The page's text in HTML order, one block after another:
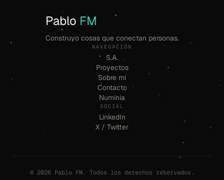
Pablo FM
Construyo cosas que conectan personas.
NAVEGACIÓN
S.A.
Proyectos
Sobre mí
Contacto
Numinia
SOCIAL
LinkedIn
X / Twitter
© 2026 Pablo FM. Todos los derechos reservados.